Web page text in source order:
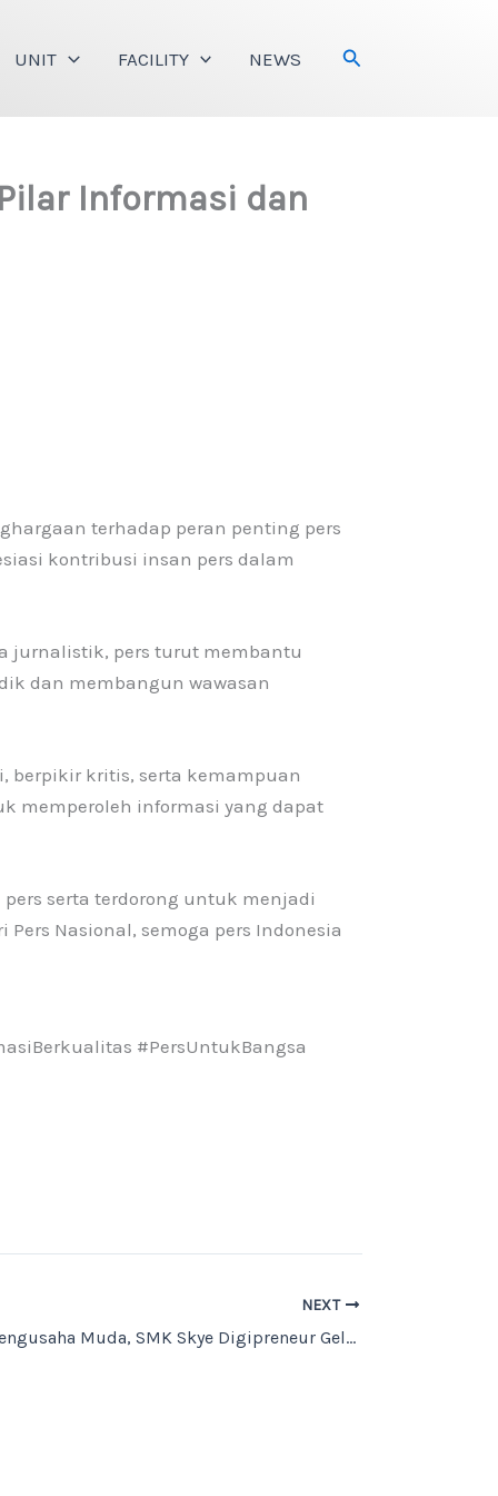
UNIT FACILITY NEWS Search
Informasi dan
terhadap peran penting pers
kontribusi insan pers dalam
jurnalistik, pers turut membantu
dan membangun wawasan
berpikir kritis, serta kemampuan
memperoleh informasi yang dapat
serta terdorong untuk menjadi
Nasional, semoga pers Indonesia
#PersUntukBangsa
NEXT
Melahirkan Pengusaha Muda, SMK Skye Digipreneur Gelar Launching Student Entrepreneur